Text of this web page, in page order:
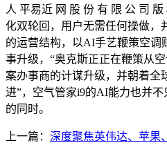
人 平易近 网 股 份 有 限 公 司
化双轮回，用户无需任何操做，
的运营结构，以AI手艺鞭策空调
事升级，“奥克斯正正在鞭策从
案办事商的计谋升级，并朝着全
进”，空气管家i9的AI能力也并
的同时。
上一篇： 深度聚焦英伟达、苹果